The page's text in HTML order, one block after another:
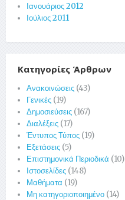
Ιανουάριος 2012
Ιούλιος 2011
Κατηγορίες Άρθρων
Ανακοινώσεις (43)
Γενικές (19)
Δημοσιεύσεις (167)
Διαλέξεις (17)
Έντυπος Τύπος (19)
Εξετάσεις (5)
Επιστημονικά Περιοδικά (10)
Ιστοσελίδες (148)
Μαθήματα (19)
Μη κατηγοριοποιημένο (14)